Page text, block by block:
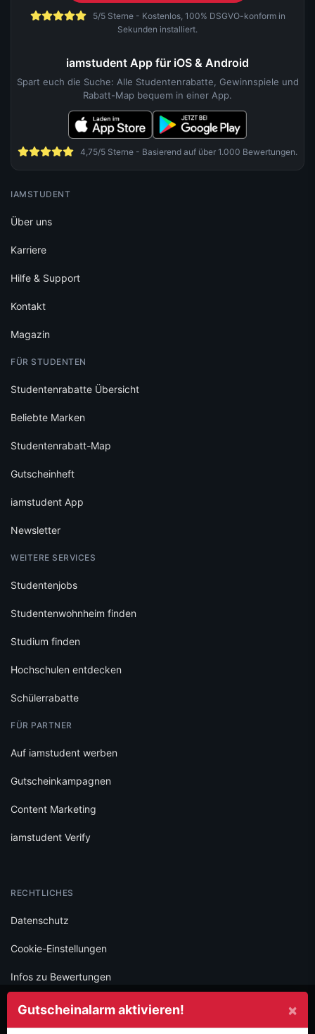
×
Gutscheinalarm aktivieren!
5/5 Sterne - Kostenlos, 100% DSGVO-konform in
Sekunden installiert.
iamstudent App für iOS & Android
Spart euch die Suche: Alle Studentenrabatte, Gewinnspiele und
Rabatt-Map bequem in einer App.
4,75/5 Sterne - Basierend auf über 1.000 Bewertungen.
IAMSTUDENT
Über uns
Karriere
Hilfe & Support
Kontakt
Magazin
FÜR STUDENTEN
Studentenrabatte Übersicht
Beliebte Marken
Studentenrabatt-Map
Gutscheinheft
iamstudent App
Newsletter
WEITERE SERVICES
Studentenjobs
Studentenwohnheim finden
Studium finden
Hochschulen entdecken
Schülerrabatte
FÜR PARTNER
Auf iamstudent werben
Gutscheinkampagnen
Content Marketing
iamstudent Verify
RECHTLICHES
Datenschutz
Cookie-Einstellungen
Infos zu Bewertungen
AGB